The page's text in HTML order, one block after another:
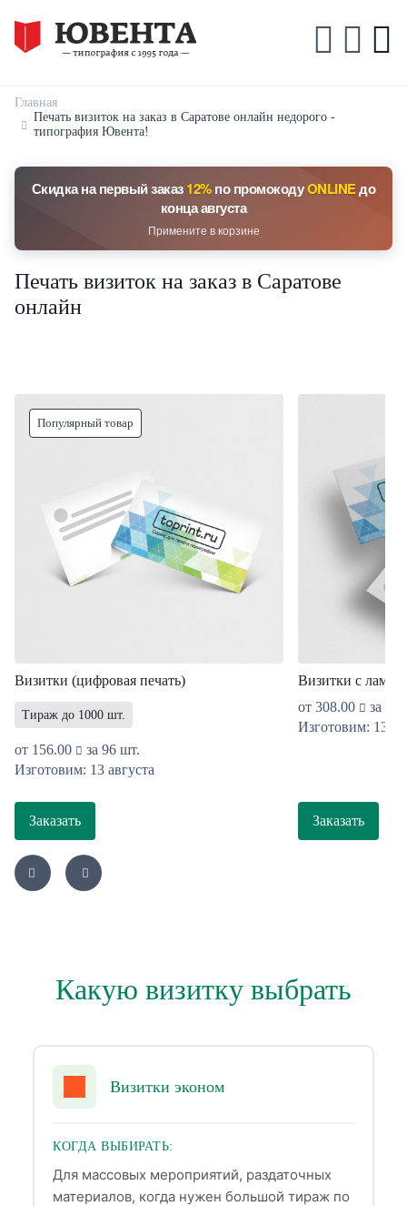
Главная
Печать визиток на заказ в Саратове онлайн недорого -
типография Ювента!
Скидка на первый заказ12%по промокодуONLINEдо
конца августа
Примените в корзине
Печать визиток на заказ в Саратове
онлайн
Популярный товар
Визитки (цифровая печать)
Тираж до 1000 шт.
от 156.00
за 96 шт.
Изготовим: 13 августа
Заказать
Визитки с
от 308.00
за 96
Изготовим: 13
Заказать
Какую визитку выбрать
Визитки эконом
КОГДА ВЫБИРАТЬ:
Для массовых мероприятий, раздаточных
материалов, когда нужен большой тираж по